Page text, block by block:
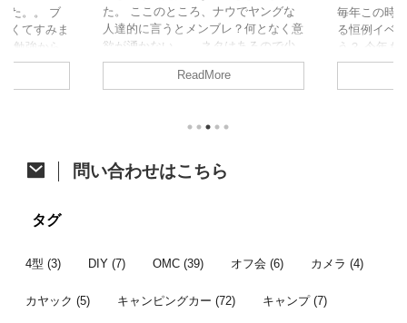
た。。 ブ
くてすみま
勉強から
久しぶりの
参加者は
恵まれた
いし花が咲
た。 ここのところ、ナウでヤングな
人達的に言うとメンブレ？何となく意
欲が湧かない。。 ネタはあるので少
しずつ頑張って消化に励みます！ さ
て、今回はジャパンキャンピングカー
ジャパンキャンピングカーショーでア
ちらっと触れた前回の記事のとおりで
す。 レール購入から時間が開きまし
ReadMore
毎年この時
る恒例イベ
う？ 今年も
た。 今年は
問い合わせはこちら
タグ
4型 (3) DIY (7) OMC (39) オフ会 (6) カメラ (4)
カヤック (5) キャンピングカー (72) キャンプ(7)